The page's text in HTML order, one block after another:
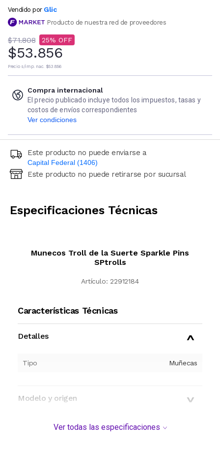
Vendido por Glic
Producto de nuestra red de proveedores
$71.808 25
$53.856
Precio s/imp. nac. $53.856
Compra internacional
El precio publicado incluye todos los impuestos, tasas y
costos de envíos correspondientes
Ver condiciones
Este producto no puede enviarse a
Capital Federal (1406)
Ingresá código postal (sólo números)
Este producto no puede retirarse por sucursal
Especificaciones Técnicas
Munecos Troll de la Suerte Sparkle Pins
SPtrolls
Artículo: 22912184
Características Técnicas
Detalles
Tipo Muñecas
Modelo y origen
Ver todas las especificaciones